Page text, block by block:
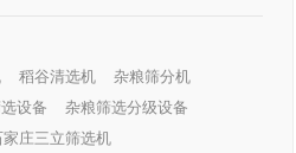
稻谷清选机
杂粮筛分机
设备
杂粮筛选分级设备
庄三立筛选机